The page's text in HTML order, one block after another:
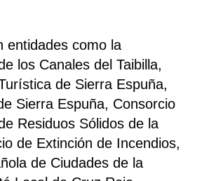
entidades como la
los Canales del Taibilla,
de Sierra Espuña,
Sierra Espuña, Consorcio
Residuos Sólidos de la
de Extinción de Incendios,
de Ciudades de la